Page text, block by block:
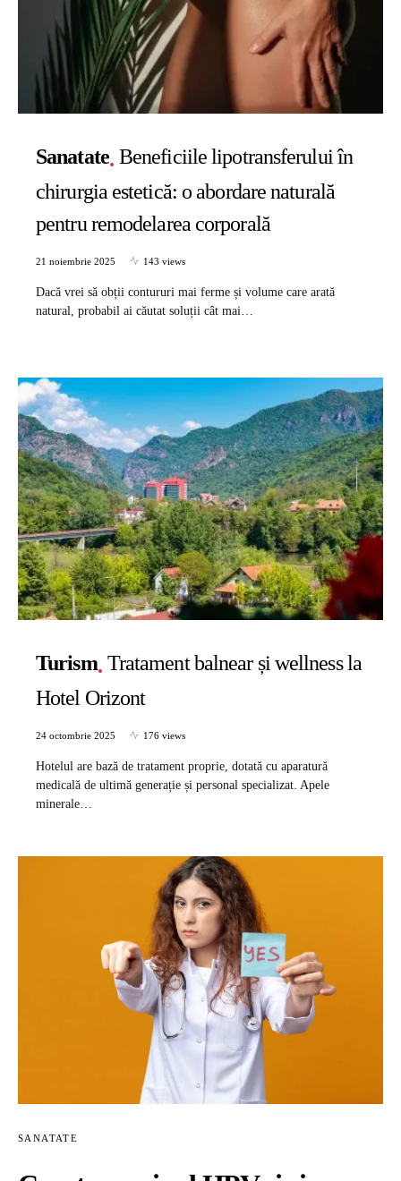
Sanatate Beneficiile lipotransferului în
chirurgia estetică: o abordare naturală
pentru remodelarea corporală
21 noiembrie 2025 143 views
Dacă vrei să obții contururi mai ferme și volume care arată
natural, probabil ai căutat soluții cât mai…
Turism Tratament balnear și wellness la
Hotel Orizont
24 octombrie 2025 176 views
Hotelul are bază de tratament proprie, dotată cu aparatură
medicală de ultimă generație și personal specializat. Apele
minerale…
SANATATE